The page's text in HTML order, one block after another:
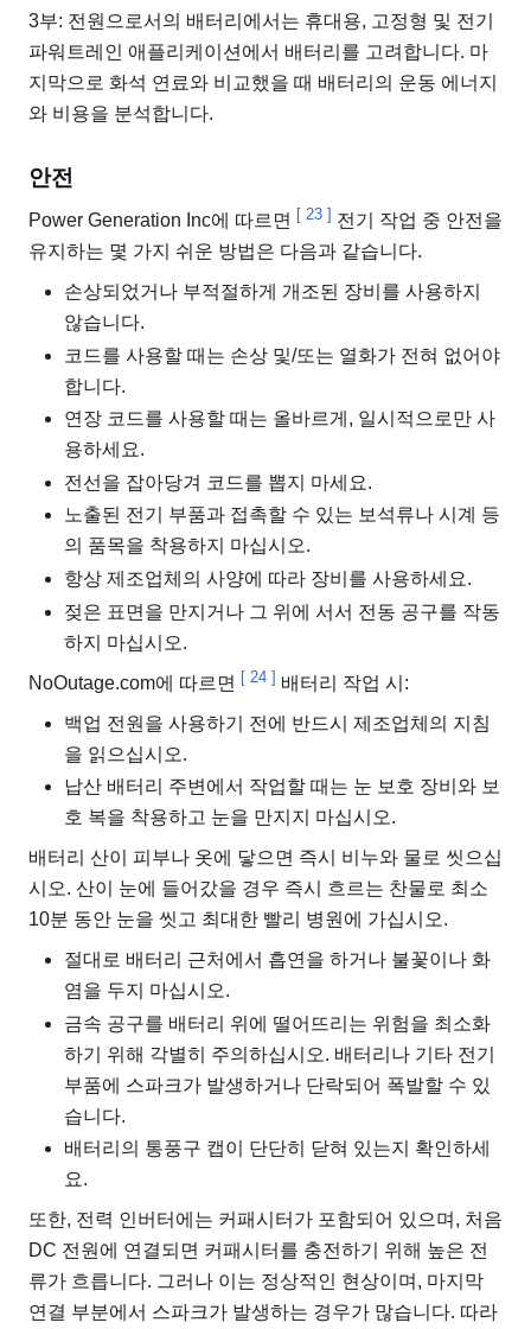
3부: 전원으로서의 배터리에서는 휴대용, 고정형 및 전기
파워트레인 애플리케이션에서 배터리를 고려합니다. 마
지막으로 화석 연료와 비교했을 때 배터리의 운동 에너지
와 비용을 분석합니다.
안전
Power Generation Inc에 따르면 [ 23 ] 전기 작업 중 안전을
유지하는 몇 가지 쉬운 방법은 다음과 같습니다.
손상되었거나 부적절하게 개조된 장비를 사용하지
않습니다.
코드를 사용할 때는 손상 및/또는 열화가 전혀 없어야
합니다.
연장 코드를 사용할 때는 올바르게, 일시적으로만 사
용하세요.
전선을 잡아당겨 코드를 뽑지 마세요.
노출된 전기 부품과 접촉할 수 있는 보석류나 시계 등
의 품목을 착용하지 마십시오.
항상 제조업체의 사양에 따라 장비를 사용하세요.
젖은 표면을 만지거나 그 위에 서서 전동 공구를 작동
하지 마십시오.
NoOutage.com에 따르면 [ 24 ] 배터리 작업 시:
백업 전원을 사용하기 전에 반드시 제조업체의 지침
을 읽으십시오.
납산 배터리 주변에서 작업할 때는 눈 보호 장비와 보
호 복을 착용하고 눈을 만지지 마십시오.
배터리 산이 피부나 옷에 닿으면 즉시 비누와 물로 씻으십
시오. 산이 눈에 들어갔을 경우 즉시 흐르는 찬물로 최소
10분 동안 눈을 씻고 최대한 빨리 병원에 가십시오.
절대로 배터리 근처에서 흡연을 하거나 불꽃이나 화
염을 두지 마십시오.
금속 공구를 배터리 위에 떨어뜨리는 위험을 최소화
하기 위해 각별히 주의하십시오. 배터리나 기타 전기
부품에 스파크가 발생하거나 단락되어 폭발할 수 있
습니다.
배터리의 통풍구 캡이 단단히 닫혀 있는지 확인하세
요.
또한, 전력 인버터에는 커패시터가 포함되어 있으며, 처음
DC 전원에 연결되면 커패시터를 충전하기 위해 높은 전
류가 흐릅니다. 그러나 이는 정상적인 현상이며, 마지막
연결 부분에서 스파크가 발생하는 경우가 많습니다. 따라